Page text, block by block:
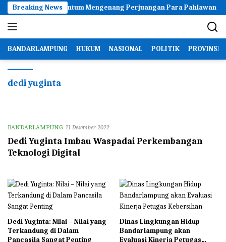
Langsung
ke
konten
Breaking News
17 Agustus Momentum Mengenang Perjuangan Para Pahlawan
BANDARLAMPUNG HUKUM NASIONAL POLITIK PROVINSI
dedi yuginta
BANDARLAMPUNG 11 Desember 2022
Dedi Yuginta Imbau Waspadai Perkembangan
Teknologi Digital
Dedi Yuginta: Nilai – Nilai yang
Terkandung di Dalam
Pancasila Sangat Penting
Dinas Lingkungan Hidup
Bandarlampung akan
Evaluasi Kinerja Petugas